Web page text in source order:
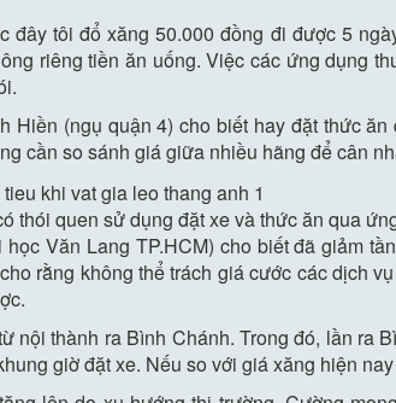
đây tôi đổ xăng 50.000 đồng đi được 5
riêng tiền ăn uống. Việc các ứng dụng
Hiền (ngụ quận 4) cho biết hay đặt thức
cần so sánh giá giữa nhiều hãng để cân
thói quen sử dụng đặt xe và thức ăn qua
Văn Lang TP.HCM) cho biết đã giảm
rằng không thể trách giá cước các dịch
nội thành ra Bình Chánh. Trong đó, lần ra
giờ đặt xe. Nếu so với giá xăng hiện